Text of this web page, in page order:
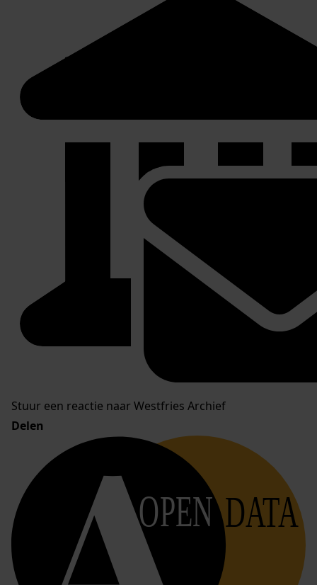
Stuur een reactie naar Westfries Archief
Delen
OPEN DATA